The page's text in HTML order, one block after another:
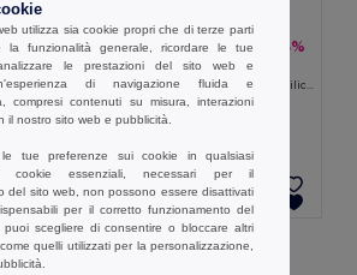
0,29 €0,30 € -3%
Goya 36034
Aggiungi al carrello
Di Tutti I Prodotti.
utilizza sia cookie propri che di terze parti
la funzionalità generale, ricordare le tue
le prestazioni del sito web e
di navigazione fluida e
compresi contenuti su misura, interazioni
il nostro sito web e pubblicità.
tue preferenze sui cookie in qualsiasi
cookie essenziali, necessari per il
del sito web, non possono essere disattivati
per il corretto funzionamento del
puoi scegliere di consentire o bloccare altri
quelli utilizzati per la personalizzazione,